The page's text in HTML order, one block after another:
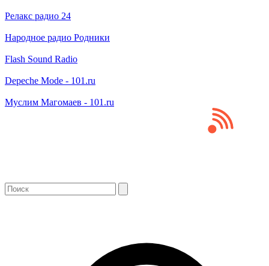
Релакс радио 24
Народное радио Родники
Flash Sound Radio
Depeche Mode - 101.ru
Муслим Магомаев - 101.ru